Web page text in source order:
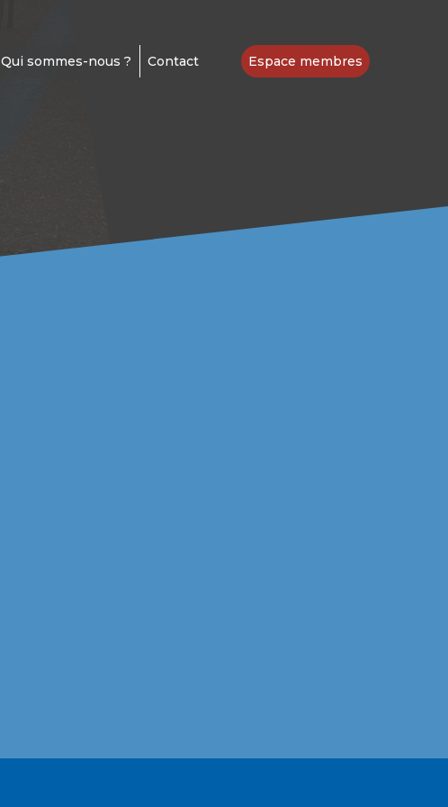
Qui sommes-nous ? Contact Espace membres